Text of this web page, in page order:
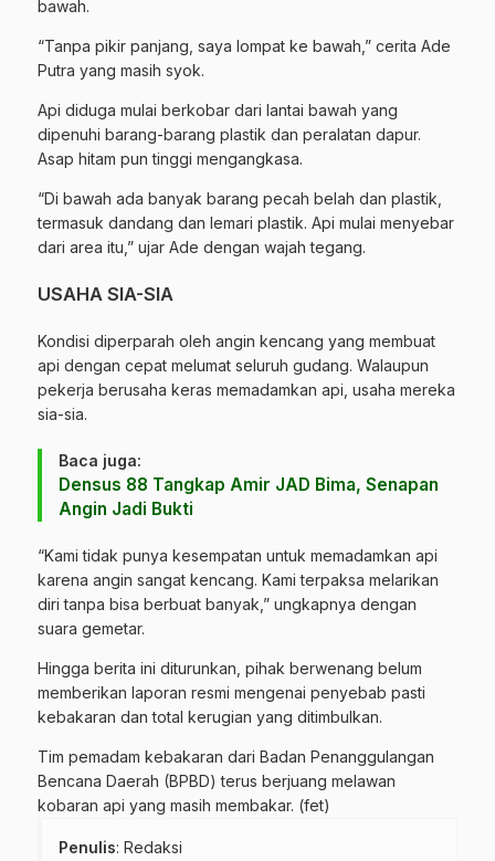
bawah.
“Tanpa pikir panjang, saya lompat ke bawah,” cerita Ade
Putra yang masih syok.
Api diduga mulai berkobar dari lantai bawah yang
dipenuhi barang-barang plastik dan peralatan dapur.
Asap hitam pun tinggi mengangkasa.
“Di bawah ada banyak barang pecah belah dan plastik,
termasuk dandang dan lemari plastik. Api mulai menyebar
dari area itu,” ujar Ade dengan wajah tegang.
USAHA SIA-SIA
Kondisi diperparah oleh angin kencang yang membuat
api dengan cepat melumat seluruh gudang. Walaupun
pekerja berusaha keras memadamkan api, usaha mereka
sia-sia.
Baca juga:
Densus 88 Tangkap Amir JAD Bima, Senapan
Angin Jadi Bukti
“Kami tidak punya kesempatan untuk memadamkan api
karena angin sangat kencang. Kami terpaksa melarikan
diri tanpa bisa berbuat banyak,” ungkapnya dengan
suara gemetar.
Hingga berita ini diturunkan, pihak berwenang belum
memberikan laporan resmi mengenai penyebab pasti
kebakaran dan total kerugian yang ditimbulkan.
Tim pemadam kebakaran dari Badan Penanggulangan
Bencana Daerah (BPBD) terus berjuang melawan
kobaran api yang masih membakar. (fet)
Penulis: Redaksi